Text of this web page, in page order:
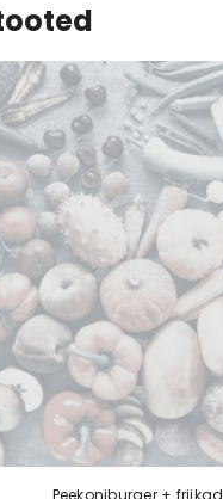
Peekoniburger + friikad